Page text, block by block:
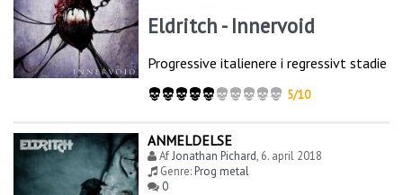
Eldritch - Innervoid
Progressive italienere i regressivt stadie
5/10
ANMELDELSE
AfJonathan Pichard, 6. april 2018
Genre:Prog metal
0